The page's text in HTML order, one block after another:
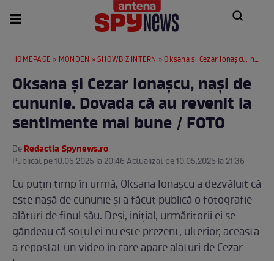
HOMEPAGE » MONDEN »SHOWBIZ INTERN » Oksana și Cezar Ionașcu, nași de cununie. Dovada că au revenit la sentimente mai bune / FOTO
Oksana și Cezar Ionașcu, nași de
cununie. Dovada că au revenit la
sentimente mai bune / FOTO
DeRedactia Spynews.ro.
Publicat pe 10.05.2025 la 20:46 Actualizat pe 10.05.2025 la 21:36
Cu puțin timp în urmă, Oksana Ionașcu a dezvăluit că
este nașă de cununie și a făcut publică o fotografie
alături de finul său. Deși, inițial, urmăritorii ei se
gândeau că soțul ei nu este prezent, ulterior, aceasta
a repostat un video în care apare alături de Cezar